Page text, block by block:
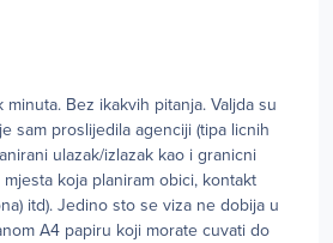
minuta. Bez ikakvih pitanja. Valjda su
sam proslijedila agenciji (tipa licnih
ulazak/izlazak kao i granicni
koja planiram obici, kontakt
itd). Jedino sto se viza ne dobija u
A4 papiru koji morate cuvati do